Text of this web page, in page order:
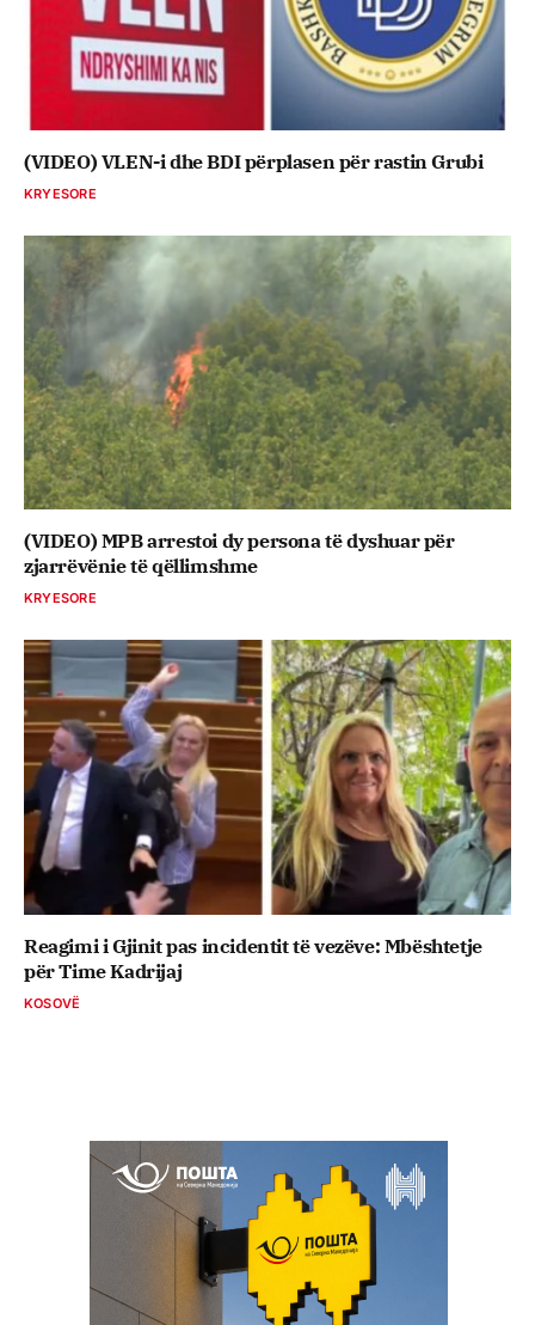
(VIDEO) VLEN-i dhe BDI përplasen për rastin Grubi
KRYESORE
(VIDEO) MPB arrestoi dy persona të dyshuar për
zjarrëvënie të qëllimshme
KRYESORE
Reagimi i Gjinit pas incidentit të vezëve: Mbështetje
për Time Kadrijaj
KOSOVË